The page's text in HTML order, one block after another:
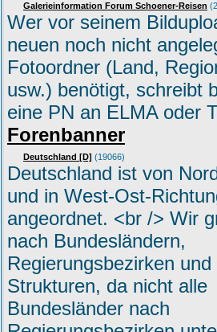
Galerieinformation Forum Schoener-Reisen
Wer vor seinem
neuen noch nicht
Fotoordner (Land,
usw.) benötigt, schreibt
eine PN an ELMA oder
Forenbanner
Deutschland [D] (19066)
Deutschland ist von
und in West-Ost-
angeordnet. <br /> Wir
nach Bundesländern,
Regierungsbezirken
Strukturen, da nicht alle
Bundesländer nach